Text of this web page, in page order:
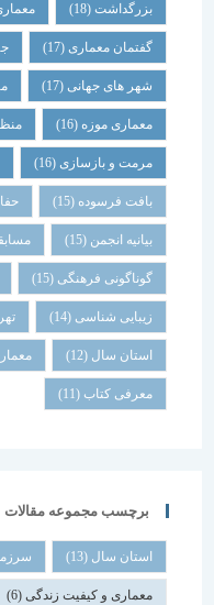
بزرگداشت (18) معماری
گفتمان معماری (17) جهانی
شهر های جهانی(17) میراث
معماری موزه(16) منظر
مرمت و بازسازی(16)
بافت فرسوده (15) حفاظت
بیانیه انجمن(15) مسابقه
گوناگونی فرهنگی (15)
زیبایی شناسی (14) تهران
استان سال(12) معماری پایدار
معرفی کتاب(11)
برچسب مجموعه مقالات
استان سال(13) سرزمین
معماری و کیفیت زندگی(6)